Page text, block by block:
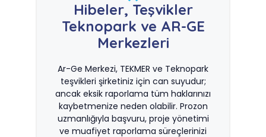
Hibeler, Teşvikler
Teknopark ve AR-GE
Merkezleri
Ar-Ge Merkezi, TEKMER ve Teknopark
teşvikleri şirketiniz için can suyudur;
ancak eksik raporlama tüm haklarınızı
kaybetmenize neden olabilir. Prozon
uzmanlığıyla başvuru, proje yönetimi
ve muafiyet raporlama süreçlerinizi